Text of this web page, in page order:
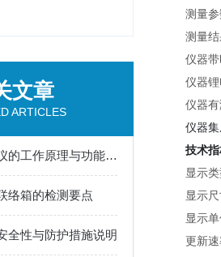
文章
ARTICLES
空气质量检测仪的工作原理与功能特点概述
络箱的检测要点
全性与防护措施说明
测量参数
测量结果
仪器带时
仪器锂电
仪器有测
仪器集成
技术指
显示类
显示尺
显示单
更新速